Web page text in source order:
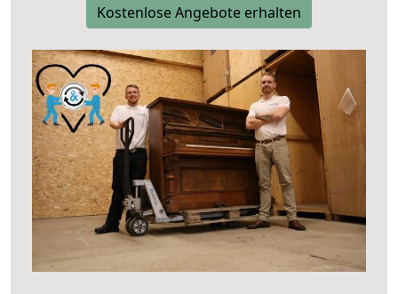
Kostenlose Angebote erhalten